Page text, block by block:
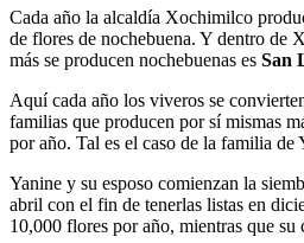
Cada año la alcaldía Xochimilco
de flores de nochebuena. Y dentro de
más se producen nochebuenas es San
Aquí cada año los viveros se
familias que producen por sí mismas
por año. Tal es el caso de la familia de
Yanine y su esposo comienzan la
abril con el fin de tenerlas listas en
10,000 flores por año, mientras que su